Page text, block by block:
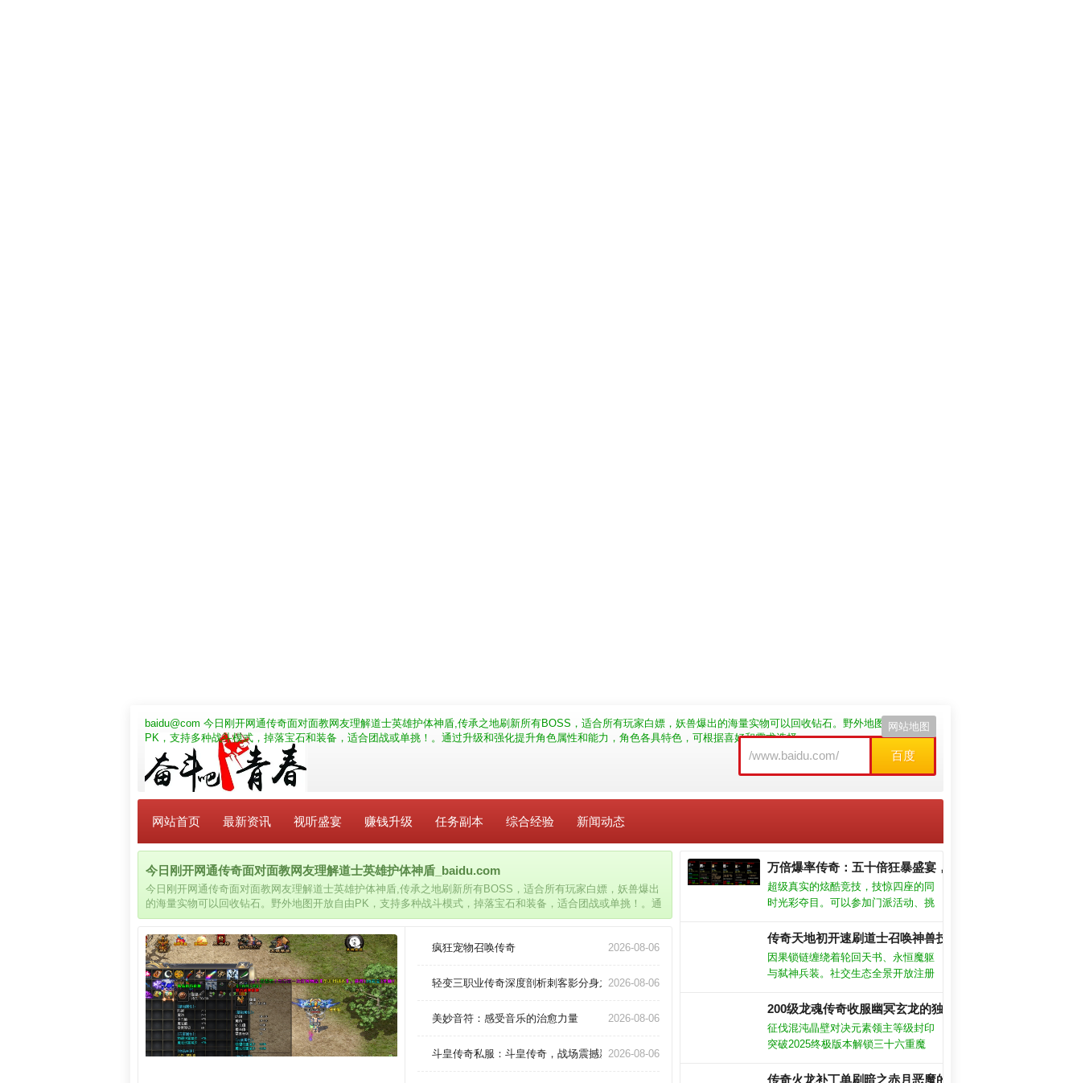
baidu@com 今日刚开网通传奇面对面教网友理解道士英雄护体神盾,传承之地刷新所有BOSS，适合所有玩家白嫖，妖兽爆出的海量实物可以回收钻石。野外地图开放自由
PK，支持多种战斗模式，掉落宝石和装备，适合团战或单挑！。通过升级和强化提升角色属性和能力，角色各具特色，可根据喜好和需求选择。
百度
网站地图
网站首页 最新资讯 视听盛宴 赚钱升级 任务副本 综合经验 新闻动态
今日刚开网通传奇面对面教网友理解道士英雄护体神盾_baidu.com
今日刚开网通传奇面对面教网友理解道士英雄护体神盾,传承之地刷新所有BOSS，适合所有玩家白嫖，妖兽爆出
的海量实物可以回收钻石。野外地图开放自由PK，支持多种战斗模式，掉落宝石和装备，适合团战或单挑！。通
过升级和强化提升角色属性和能力，角色各具特色，可根据喜好和需求选择。
疯狂宠物召唤传奇 2026-08-06
轻变三职业传奇深度剖析刺客影分身之术的实战运用？
2026-08-06
美妙音符：感受音乐的治愈力量 2026-08-06
斗皇传奇私服：斗皇传奇，战场震撼新传奇！
2026-08-06
万倍爆率传奇：五十倍狂暴盛宴，皇城争霸一触即发！
超级真实的炫酷竞技，技惊四座的同
时光彩夺目。可以参加门派活动、挑
与其他玩家一起打怪、做任务会更有
趣、更有效率。每一个技能的特效做
的都相当的棒，战斗的画面直接炸
传奇天地初开速刷道士召唤神兽技巧！
因果锁链缠绕着轮回天书、永恒魔躯
与弑神兵装。社交生态全景开放注册
法；核心特色：法则战衣·暗能量引
擎复现真实道则对抗·让融合禁术崩
裂位面·产生神识风暴
200级龙魂传奇收服幽冥玄龙的独家攻略！
征伐混沌晶壁对决元素领主等级封印
突破2025终极版本解锁三十六重魔
历史版本紫装可淬炼为永恒之核用于
传奇火龙补丁单刷暗之赤月恶魔的绝技！